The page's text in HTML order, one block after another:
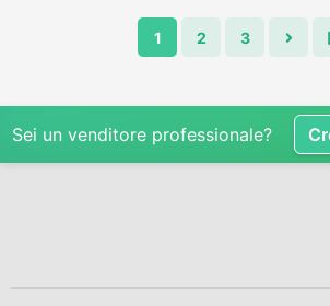
1 2 3
Sei un venditore professionale?